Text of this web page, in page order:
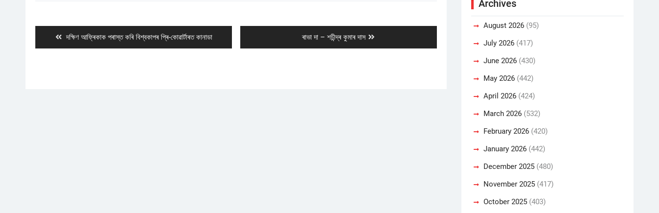
Previous
post:
দক্ষিণ আফ্ৰিকাক পৰাস্ত কৰি বিশ্বকাপৰ প্ৰি-কোৱাৰ্টাৰত কানাডা
Next
post:
ৰাভা দা – শচীন্দ্ৰ কুমাৰ দাস
Archives
August 2026 (95)
July 2026 (417)
June 2026 (430)
May 2026 (442)
April 2026 (424)
March 2026 (532)
February 2026 (420)
January 2026 (442)
December 2025 (480)
November 2025 (417)
October 2025 (403)